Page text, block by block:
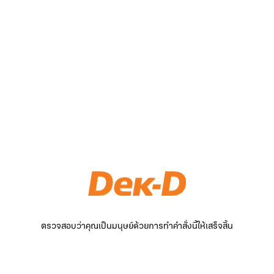
ตรวจสอบว่าคุณเป็นมนุษย์ด้วยการทำคำสั่งนี้ให้เสร็จสิ้น